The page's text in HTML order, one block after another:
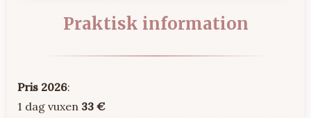
Praktisk information
Pris 2026:
1 dag vuxen 33 €